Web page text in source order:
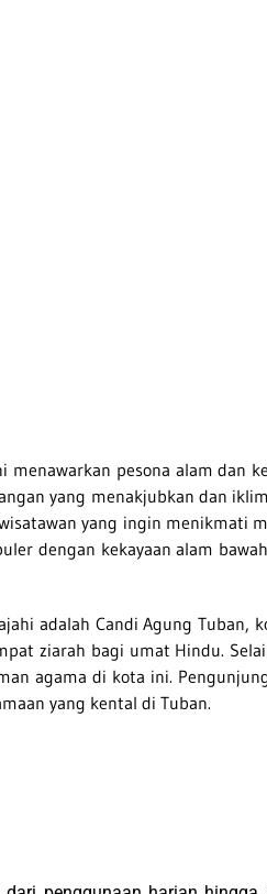
pesona alam dan
yang menakjubkan dan
yang ingin menikmati
dengan kekayaan alam
adalah Candi Agung Tuban,
ziarah bagi umat Hindu.
agama di kota ini.
yang kental di Tuban.